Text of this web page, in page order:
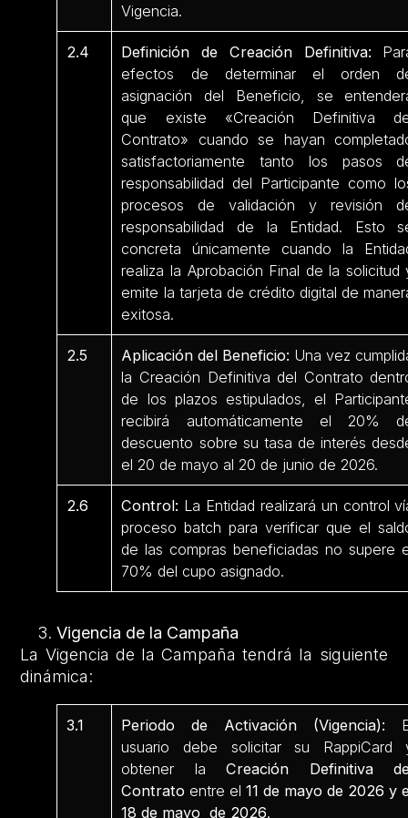
Vigencia.
2.4 Definición de Creación Definitiva:
efectos de determinar el orden
asignación del Beneficio, se
que existe «Creación Definitiva
Contrato» cuando se hayan
satisfactoriamente tanto los pasos
responsabilidad del Participante como
procesos de validación y revisión
responsabilidad de la Entidad. Esto
concreta únicamente cuando la
realiza la Aprobación Final de la solicitud
emite la tarjeta de crédito digital de
exitosa.
2.5 Aplicación del Beneficio: Una vez
la Creación Definitiva del Contrato
de los plazos estipulados, el
recibirá automáticamente el 20%
descuento sobre su tasa de interés
el 20 de mayo al 20 de junio de 2026.
2.6 Control: La Entidad realizará un control
proceso batch para verificar que el
de las compras beneficiadas no supere
70% del cupo asignado.
Vigencia de la Campaña
La Vigencia de la Campaña tendrá la siguiente
dinámica:
3.1 Periodo de Activación (Vigencia):
usuario debe solicitar su RappiCard
obtener laCreación Definitiva
Contrato entre el11 de mayo de 2026 y
18 de mayo de 2026.